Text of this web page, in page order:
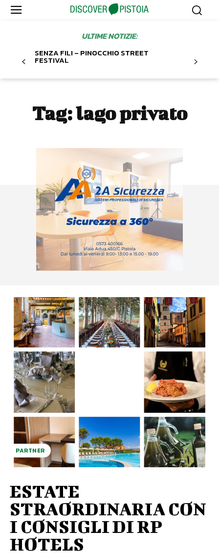
ULTIME NOTIZIE:
SENZA FILI – PINOCCHIO STREET
FESTIVAL
Tag:lago privato
PARTNER
ESTATE
STRAORDINARIA CON
I CONSIGLI DI RP
HOTELS